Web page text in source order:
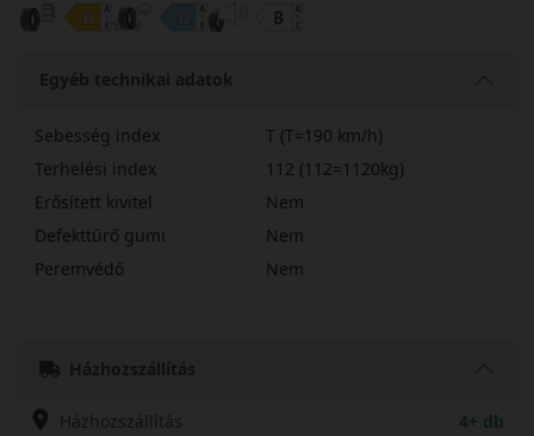
Egyéb technikai adatok
Sebesség index
T (T=190 km/h)
Terhelési index
112 (112=1120kg)
Erősített kivitel
Nem
Defekttűrő gumi
Nem
Peremvédő
Nem
Házhozszállítás
Házhozszállítás 4+ db